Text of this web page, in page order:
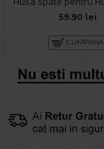
59.90 lei
CUMPARA